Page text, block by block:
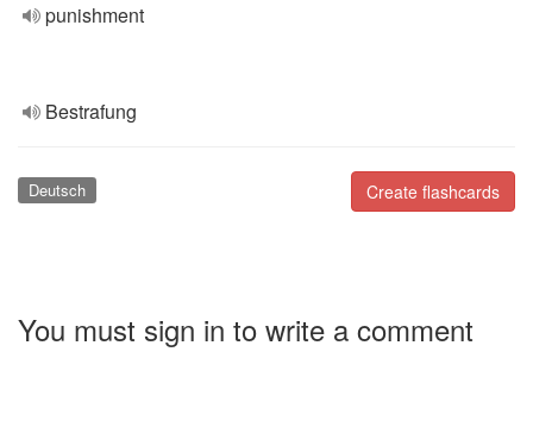
punishment
Bestrafung
Create flashcards
Deutsch
You must sign in to write a comment